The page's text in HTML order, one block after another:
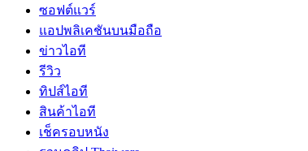
ซอฟต์แวร์
แอปพลิเคชันบนมือถือ
ข่าวไอที
รีวิว
ทิปส์ไอที
สินค้าไอที
เช็ครอบหนัง